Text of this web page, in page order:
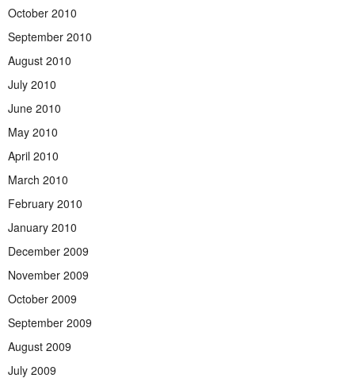
October 2010
September 2010
August 2010
July 2010
June 2010
May 2010
April 2010
March 2010
February 2010
January 2010
December 2009
November 2009
October 2009
September 2009
August 2009
July 2009